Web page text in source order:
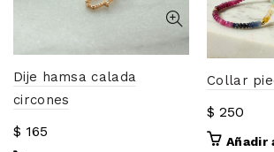
Dije hamsa calada
circones
$ 165
Collar
$ 250
Añadir